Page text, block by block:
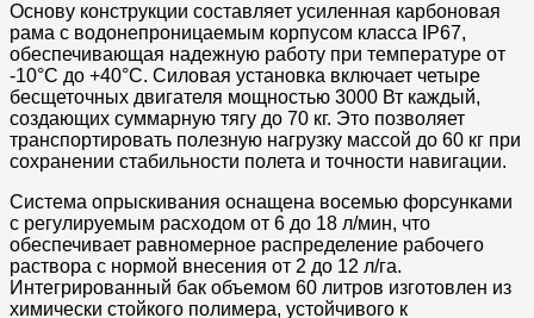
Основу конструкции составляет усиленная карбоновая
рама с водонепроницаемым корпусом класса IP67,
обеспечивающая надежную работу при температуре от
-10°C до +40°C. Силовая установка включает четыре
бесщеточных двигателя мощностью 3000 Вт каждый,
создающих суммарную тягу до 70 кг. Это позволяет
транспортировать полезную нагрузку массой до 60 кг при
сохранении стабильности полета и точности навигации.
Система опрыскивания оснащена восемью форсунками
с регулируемым расходом от 6 до 18 л/мин, что
обеспечивает равномерное распределение рабочего
раствора с нормой внесения от 2 до 12 л/га.
Интегрированный бак объемом 60 литров изготовлен из
химически стойкого полимера, устойчивого к